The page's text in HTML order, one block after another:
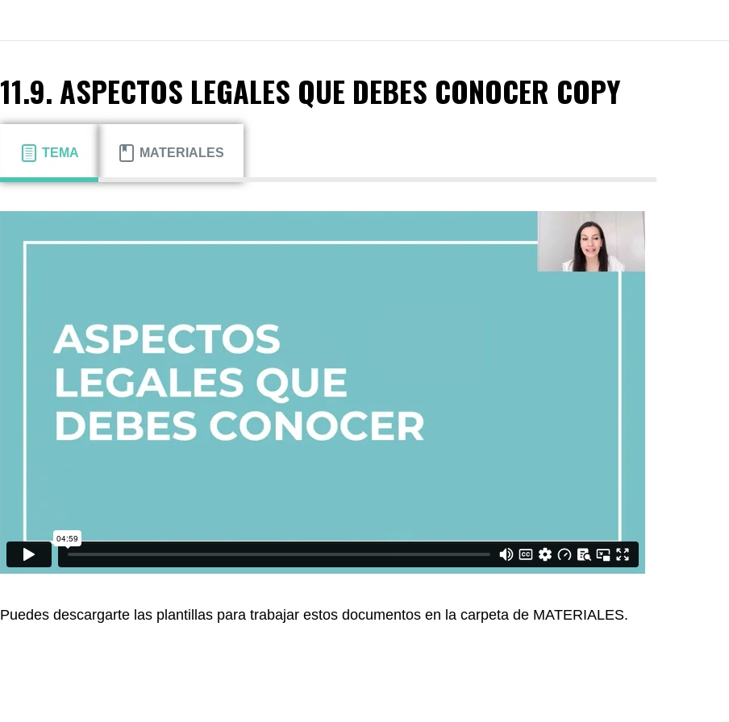
11.9. ASPECTOS LEGALES QUE DEBES CONOCER COPY
TEMA MATERIALES
Puedes descargarte las plantillas para trabajar estos documentos en la carpeta de MATERIALES.